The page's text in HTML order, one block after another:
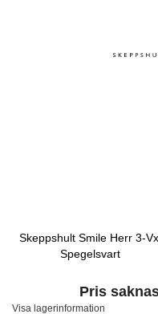
Skeppshult Smile Herr 3-
Spegelsvart
Pris
Visa lagerinformation